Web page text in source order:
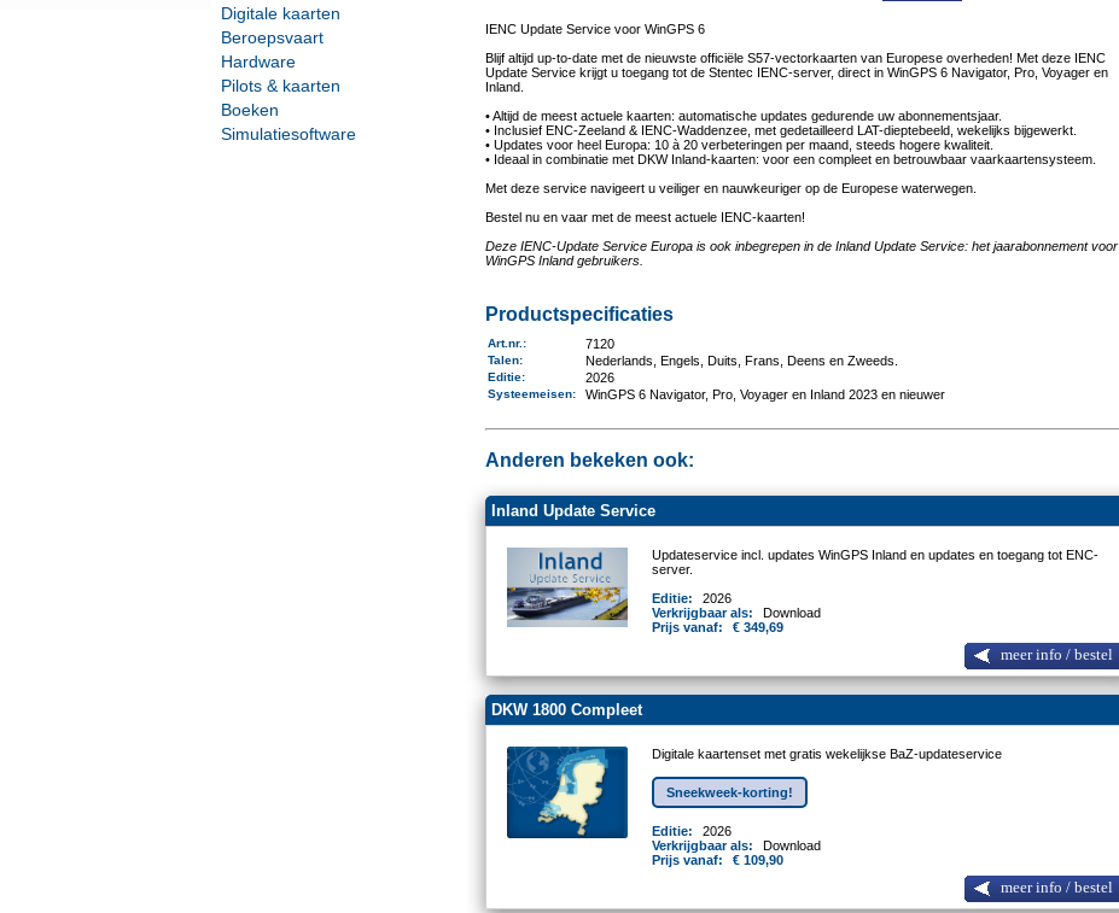
Digitale kaarten
Beroepsvaart
Hardware
Pilots & kaarten
Boeken
Simulatiesoftware
IENC Update Service voor WinGPS 6
Blijf altijd up-to-date met de nieuwste officiële S57-vectorkaarten van Europese overheden! Met deze IENC
Update Service krijgt u toegang tot de Stentec IENC-server, direct in WinGPS 6 Navigator, Pro, Voyager en
Inland.
• Altijd de meest actuele kaarten: automatische updates gedurende uw abonnementsjaar.
• Inclusief ENC-Zeeland & IENC-Waddenzee, met gedetailleerd LAT-dieptebeeld, wekelijks bijgewerkt.
• Updates voor heel Europa: 10 à 20 verbeteringen per maand, steeds hogere kwaliteit.
• Ideaal in combinatie met DKW Inland-kaarten: voor een compleet en betrouwbaar vaarkaartensysteem.
Met deze service navigeert u veiliger en nauwkeuriger op de Europese waterwegen.
Bestel nu en vaar met de meest actuele IENC-kaarten!
Deze IENC-Update Service Europa is ook inbegrepen in de Inland Update Service: het jaarabonnement voor
WinGPS Inland gebruikers.
Productspecificaties
Art.nr. : 7120
Talen: Nederlands, Engels, Duits, Frans, Deens en Zweeds.
Editie: 2026
Systeemeisen: WinGPS 6 Navigator, Pro, Voyager en Inland 2023 en nieuwer
Anderen bekeken ook:
Inland Update Service
Updateservice incl. updates WinGPS Inland en updates en toegang tot ENC-
server.
Editie:
2026
Verkrijgbaar als:
Download
Prijs vanaf:
€ 349,69
meer info / bestel
DKW 1800 Compleet
Digitale kaartenset met gratis wekelijkse BaZ-updateservice
Sneekweek-korting!
Editie:
2026
Verkrijgbaar als:
Download
Prijs vanaf:
€ 109,90
meer info / bestel